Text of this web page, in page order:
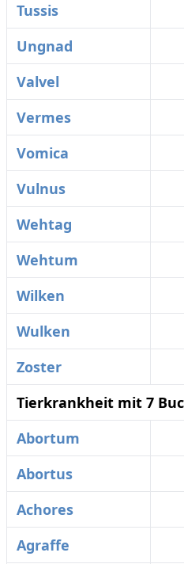
Tussis
Ungnad
Valvel
Vermes
Vomica
Vulnus
Wehtag
Wehtum
Wilken
Wulken
Zoster
Tierkrankheit mit 7
Abortum
Abortus
Achores
Agraffe